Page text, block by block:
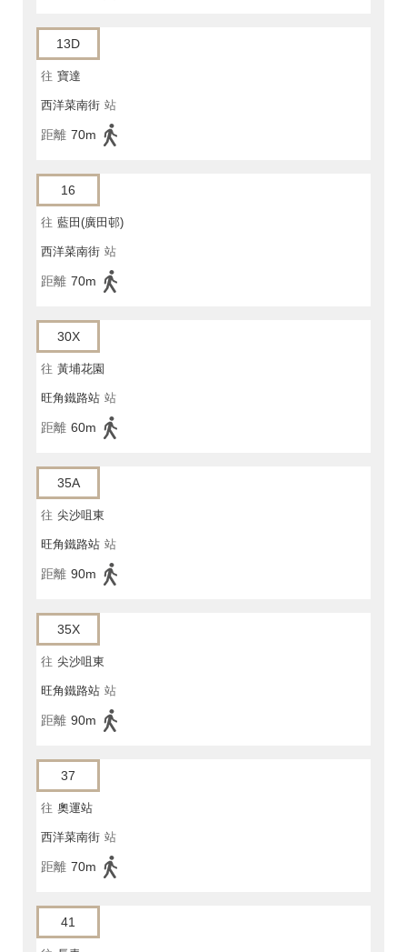
13D
往 寶達
西洋菜南街 站
距離 70m
16
往 藍田(廣田邨)
西洋菜南街 站
距離 70m
30X
往 黃埔花園
旺角鐵路站 站
距離 60m
35A
往 尖沙咀東
旺角鐵路站 站
距離 90m
35X
往 尖沙咀東
旺角鐵路站 站
距離 90m
37
往 奧運站
西洋菜南街 站
距離 70m
41